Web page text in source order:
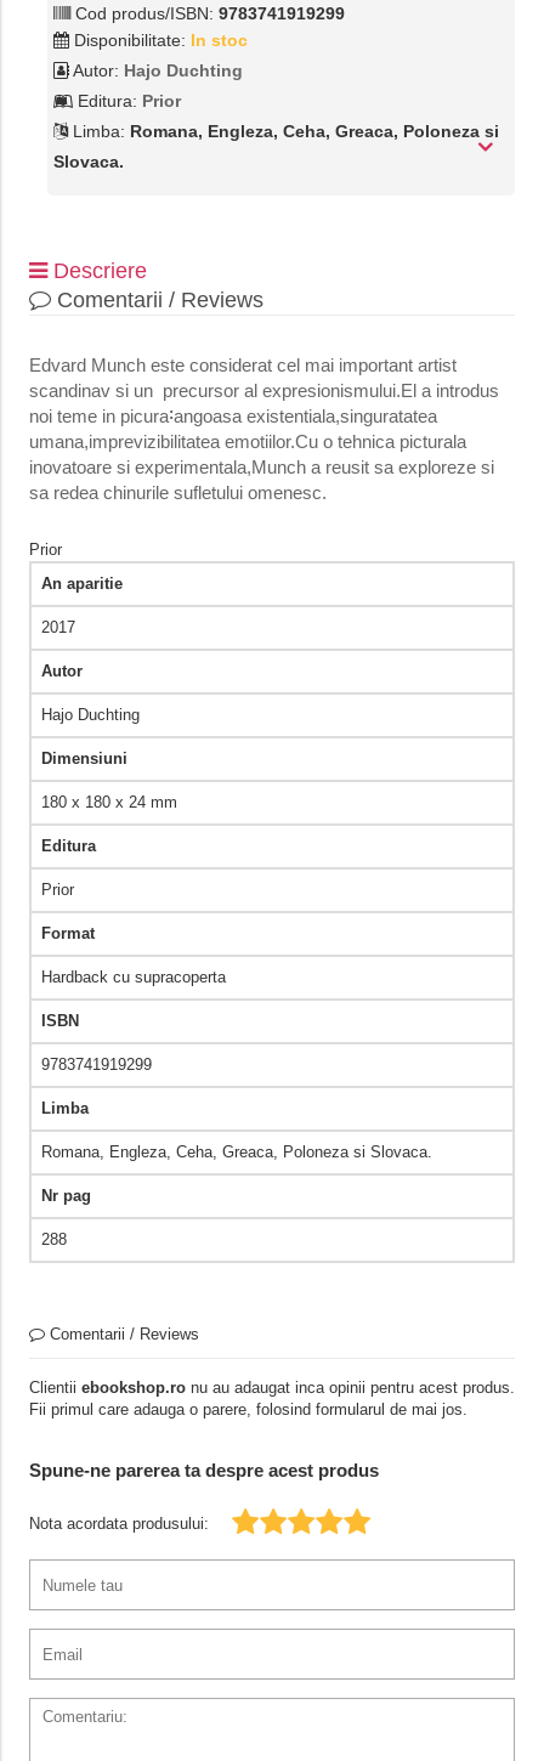
Cod produs/ISBN: 9783741919299
Disponibilitate: In stoc
Autor: Hajo Duchting
Editura: Prior
Limba: Romana, Engleza, Ceha, Greaca, Poloneza si
Slovaca.
Descriere
Comentarii / Reviews
Edvard Munch este considerat cel mai important artist
scandinav si un precursor al expresionismului.El a introdus
noi teme in picura:angoasa existentiala,singuratatea
umana,imprevizibilitatea emotiilor.Cu o tehnica picturala
inovatoare si experimentala,Munch a reusit sa exploreze si
sa redea chinurile sufletului omenesc.
Prior
An aparitie
2017
Autor
Hajo Duchting
Dimensiuni
180 x 180 x 24 mm
Editura
Prior
Format
Hardback cu supracoperta
ISBN
9783741919299
Limba
Romana, Engleza, Ceha, Greaca, Poloneza si Slovaca.
Nr pag
288
Comentarii / Reviews
Clientii ebookshop.ronu au adaugat inca opinii pentru acest produs.
Fii primul care adauga o parere, folosind formularul de mai jos.
Spune-ne parerea ta despre acest produs
Nota acordata produsului: